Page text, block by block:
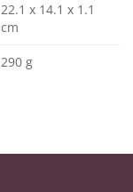
22.1 x 14.1 x 1.1
cm
290 g